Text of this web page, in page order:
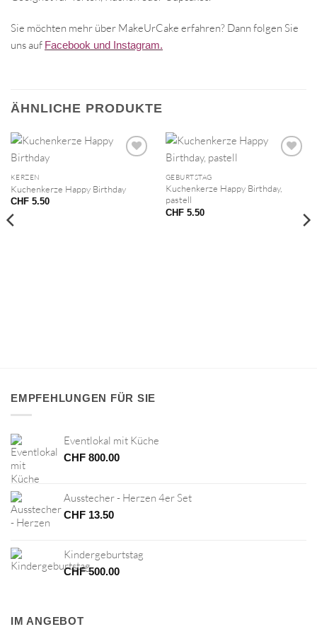
Sie möchten mehr über MakeUrCake erfahren? Dann folgen Sie
uns auf Facebook und Instagram.
ÄHNLICHE PRODUKTE
KERZEN
Kuchenkerze Happy Birthday
CHF5.50
GEBURTSTAG
Kuchenkerze Happy Birthday,
pastell
CHF5.50
EMPFEHLUNGEN FÜR SIE
Eventlokal mit Küche
CHF 800.00
Ausstecher - Herzen 4er Set
CHF 13.50
Kindergeburtstag
CHF500.00
IM ANGEBOT